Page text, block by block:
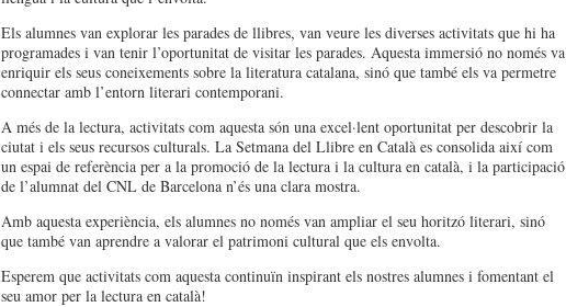
Els alumnes van explorar les parades de llibres, van veure les diverses activitats que hi ha
programades i van tenir l’oportunitat de visitar les parades. Aquesta immersió no només va
enriquir els seus coneixements sobre la literatura catalana, sinó que també els va permetre
connectar amb l’entorn literari contemporani.
A més de la lectura, activitats com aquesta són una excel·lent oportunitat per descobrir la
ciutat i els seus recursos culturals. La Setmana del Llibre en Català es consolida així com
un espai de referència per a la promoció de la lectura i la cultura en català, i la participació
de l’alumnat del CNL de Barcelona n’és una clara mostra.
Amb aquesta experiència, els alumnes no només van ampliar el seu horitzó literari, sinó
que també van aprendre a valorar el patrimoni cultural que els envolta.
Esperem que activitats com aquesta continuïn inspirant els nostres alumnes i fomentant el
seu amor per la lectura en català!